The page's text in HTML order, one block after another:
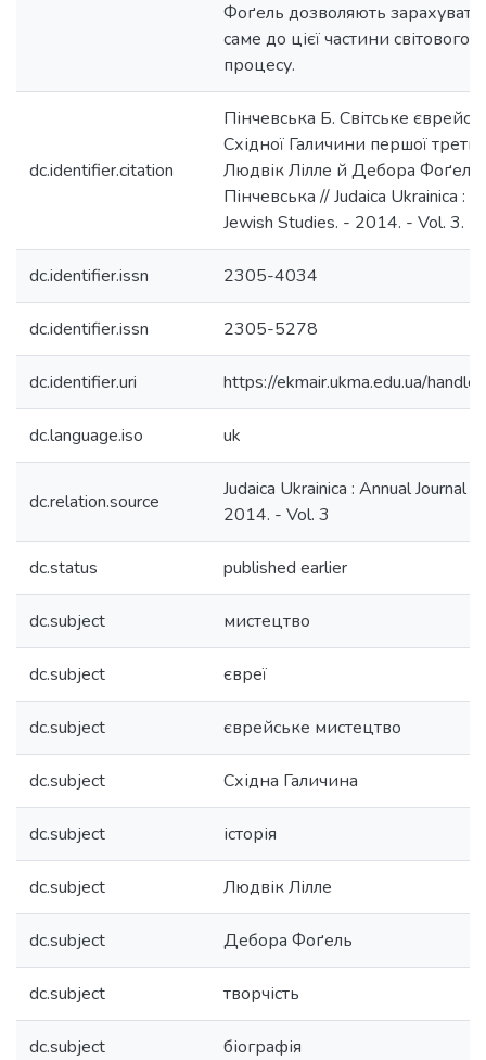
Фоґель дозволяють зарахувати
саме до цієї частини світового
процесу.
dc.identifier.citation
Пінчевська Б. Світське
Східної Галичини першої
Людвік Лілле й Дебора Фоґель
Пінчевська // Judaica Ukrainica :
Jewish Studies. - 2014. - Vol. 3. -
dc.identifier.issn 2305-4034
dc.identifier.issn 2305-5278
dc.identifier.uri https://ekmair.ukma.edu.ua/
dc.language.iso uk
dc.relation.source
Judaica Ukrainica : Annual Journal
2014. - Vol. 3
dc.status published earlier
dc.subject мистецтво
dc.subject євреї
dc.subject єврейське мистецтво
dc.subject Східна Галичина
dc.subject історія
dc.subject Людвік Лілле
dc.subject Дебора Фоґель
dc.subject творчість
dc.subject біографія